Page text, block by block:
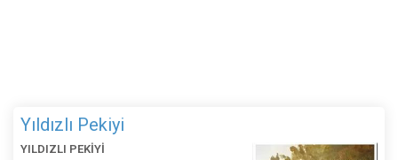
Yıldızlı Pekiyi
YILDIZLI PEKİYİ